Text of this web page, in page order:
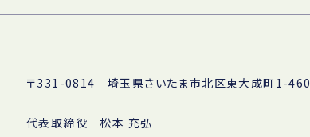
〒331-0814 埼玉県さいたま市北区東大成町1-460
代表取締役 松本 充弘